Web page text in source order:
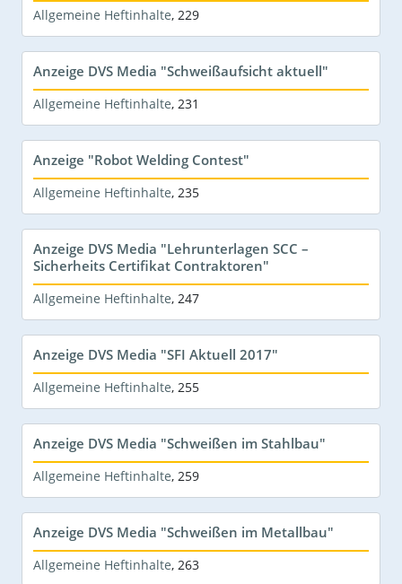
Allgemeine Heftinhalte, 229
Anzeige DVS Media "Schweißaufsicht aktuell"
Allgemeine Heftinhalte, 231
Anzeige "Robot Welding Contest"
Allgemeine Heftinhalte, 235
Anzeige DVS Media "Lehrunterlagen SCC –
Sicherheits Certifikat Contraktoren"
Allgemeine Heftinhalte, 247
Anzeige DVS Media "SFI Aktuell 2017"
Allgemeine Heftinhalte, 255
Anzeige DVS Media "Schweißen im Stahlbau"
Allgemeine Heftinhalte, 259
Anzeige DVS Media "Schweißen im Metallbau"
Allgemeine Heftinhalte, 263